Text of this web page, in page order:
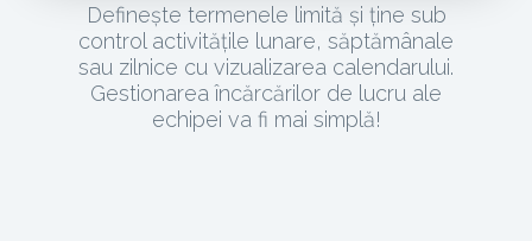
Definește termenele limită și ține sub
control activitățile lunare, săptămânale
sau zilnice cu vizualizarea calendarului.
Gestionarea încărcărilor de lucru ale
echipei va fi mai simplă!